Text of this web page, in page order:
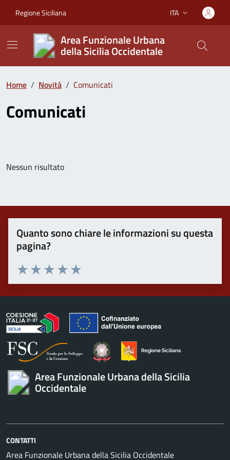
Regione Siciliana Lingua attiva:
ITA
Area Funzionale Urbana
della Sicilia Occidentale
Home / Novità / Comunicati
Comunicati
Nessun risultato
Quanto sono chiare le informazioni su questa
pagina?
Valuta 5 stelle su 5
Valuta 4 stelle su 5
Valuta 3 stelle su 5
Valuta 2 stelle su 5
Valuta 1 stelle su 5
Area Funzionale Urbana della Sicilia
Occidentale
CONTATTI
Area Funzionale Urbana della Sicilia Occidentale